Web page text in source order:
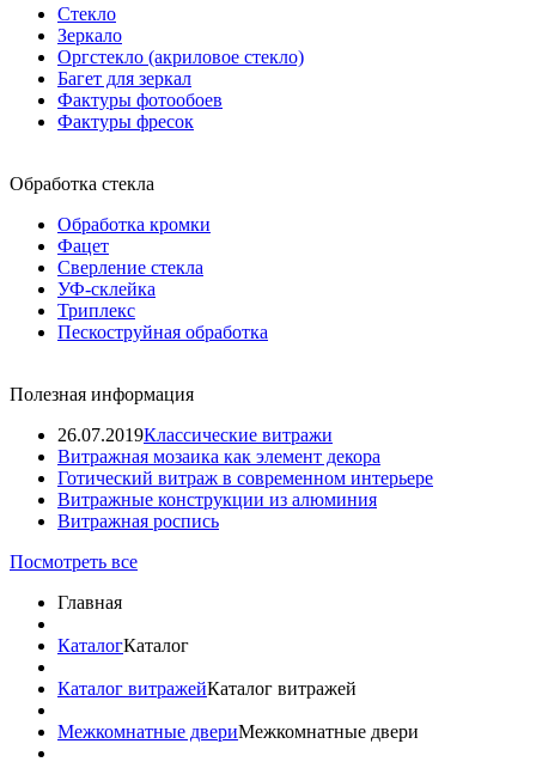
Стекло
Зеркало
Оргстекло (акриловое стекло)
Багет для зеркал
Фактуры фотообоев
Фактуры фресок
Обработка стекла
Обработка кромки
Фацет
Сверление стекла
УФ-склейка
Триплекс
Пескоструйная обработка
Полезная информация
26.07.2019Классические витражи
Витражная мозаика как элемент декора
Готический витраж в современном интерьере
Витражные конструкции из алюминия
Витражная роспись
Посмотреть все
Главная
КаталогКаталог
Каталог витражейКаталог витражей
Межкомнатные двериМежкомнатные двери